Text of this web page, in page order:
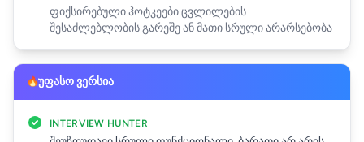
ფიქსირებული ჰოტკეები ცვლილების
შესაძლებლობის გარეშე ან მათი სრული არარსებობა
უფასო ვერსია
INTERVIEW HUNTER